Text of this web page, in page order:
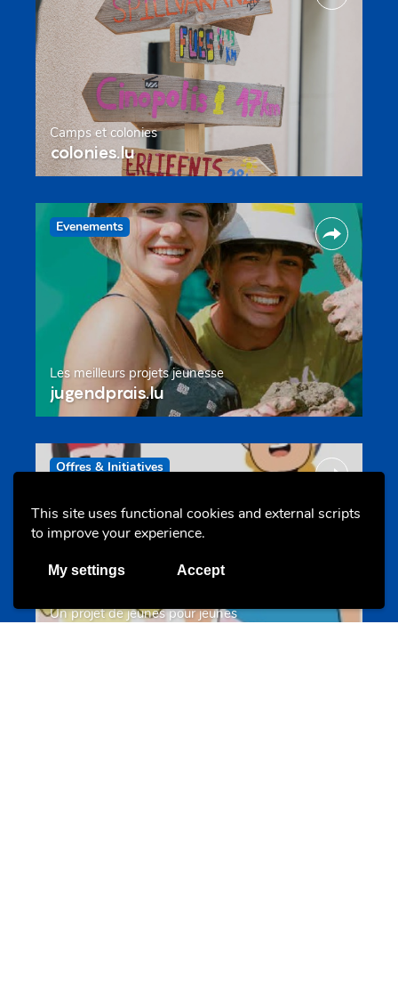
This site uses functional cookies and external scripts
to improve your experience.
My settings Accept
Camps et colonies
colonies.lu
Evenements
Les meilleurs projets jeunesse
jugendprais.lu
Offres & Initiatives
Un projet de jeunes pour jeunes